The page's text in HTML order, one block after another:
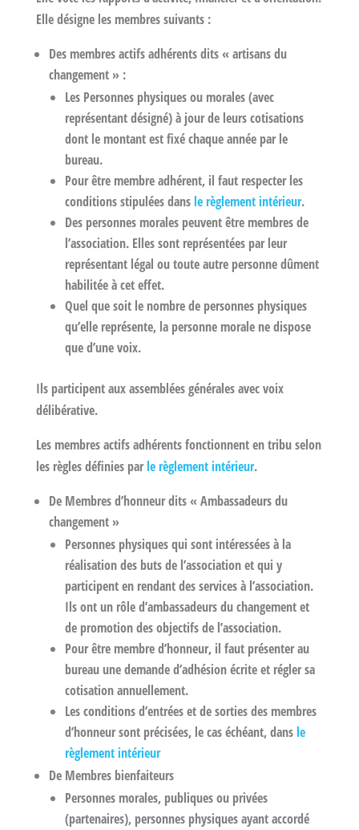
Elle désigne les membres suivants :
Des membres actifs adhérents dits « artisans du
changement » :
Les Personnes physiques ou morales (avec
représentant désigné) à jour de leurs cotisations
dont le montant est fixé chaque année par le
bureau.
Pour être membre adhérent, il faut respecter les
conditions stipulées dansle règlement intérieur.
Des personnes morales peuvent être membres de
l’association. Elles sont représentées par leur
représentant légal ou toute autre personne dûment
habilitée à cet effet.
Quel que soit le nombre de personnes physiques
qu’elle représente, la personne morale ne dispose
que d’une voix.
Ils participent aux assemblées générales avec voix
délibérative.
Les membres actifs adhérents fonctionnent en tribu selon
les règles définies parle règlement intérieur.
De Membres d’honneur dits « Ambassadeurs du
changement »
Personnes physiques qui sont intéressées à la
réalisation des buts de l’association et qui y
participent en rendant des services à l’association.
Ils ont un rôle d’ambassadeurs du changement et
de promotion des objectifs de l’association.
Pour être membre d’honneur, il faut présenter au
bureau une demande d’adhésion écrite et régler sa
cotisation annuellement.
Les conditions d’entrées et de sorties des membres
d’honneur sont précisées, le cas échéant, dansle
règlement intérieur
De Membres bienfaiteurs
Personnes morales, publiques ou privées
(partenaires), personnes physiques ayant accordé